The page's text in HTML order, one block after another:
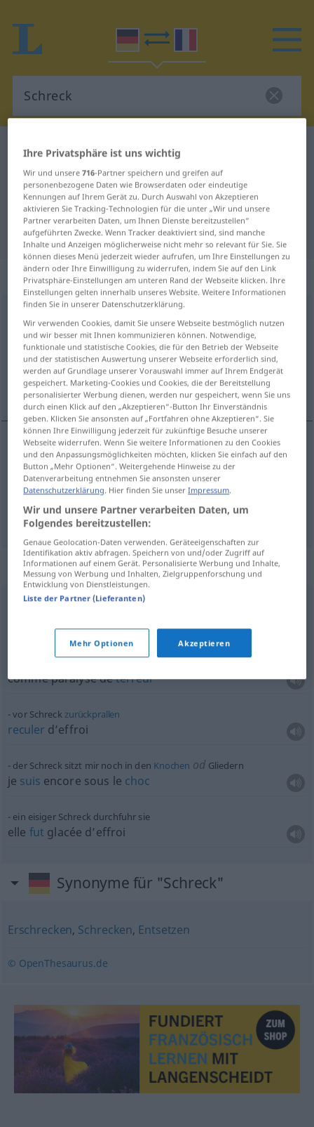
Deutsch-Französisch Wörterbuch
Deutsch-Französisch Übersetzung
für "Schreck"
"Schreck" Französisch Übersetzung
„Schreck“: Maskulinum
Schrecke
Übersicht aller Übersetzungen
(Für mehr Details die Übersetzung anklicken/antippen)
peur, frayeur
peurf Schreck
frayeurf Schreck
Beispielsätze für "Schreck"
d’épouvante
comme paralysé deterreur
vor Schreckzurückprallen
reculer d’effroi
der Schreck sitzt mir noch in den Knochen od Gliedern
je suis encore sous le choc
ein eisiger Schreck durchfuhr sie
elle fut glacée d’effroi
Synonyme für "Schreck"
Erschrecken, Schrecken, Entsetzen
© OpenThesaurus.de
Ihre Privatsphäre ist uns wichtig
Wir und unsere716-Partner speichern und greifen auf
personenbezogene Daten wie Browserdaten oder eindeutige
Kennungen auf Ihrem Gerät zu. Durch Auswahl von Akzeptieren
aktivieren Sie Tracking-Technologien für die unter „Wir und unsere
Partner verarbeiten Daten, um Ihnen Dienste bereitzustellen“
aufgeführten Zwecke. Wenn Tracker deaktiviert sind, sind manche
Inhalte und Anzeigen möglicherweise nicht mehr so relevant für Sie. Sie
können dieses Menü jederzeit wieder aufrufen, um Ihre Einstellungen zu
ändern oder Ihre Einwilligung zu widerrufen, indem Sie auf den Link
Privatsphäre-Einstellungen am unteren Rand der Webseite klicken. Ihre
Einstellungen gelten innerhalb unseres Website. Weitere Informationen
finden Sie in unserer Datenschutzerklärung.
Wir verwenden Cookies, damit Sie unsere Webseite bestmöglich nutzen
und wir besser mit Ihnen kommunizieren können. Notwendige,
funktionale und statistische Cookies, die für den Betrieb der Webseite
und der statistischen Auswertung unserer Webseite erforderlich sind,
werden auf Grundlage unserer Vorauswahl immer auf Ihrem Endgerät
gespeichert. Marketing-Cookies und Cookies, die der Bereitstellung
personalisierter Werbung dienen, werden nur gespeichert, wenn Sie uns
durch einen Klick auf den „Akzeptieren“-Button Ihr Einverständnis
geben. Klicken Sie ansonsten auf „Fortfahren ohne Akzeptieren“. Sie
können Ihre Einwilligung jederzeit für zukünftige Besuche unserer
Webseite widerrufen. Wenn Sie weitere Informationen zu den Cookies
und den Anpassungsmöglichkeiten möchten, klicken Sie einfach auf den
Button „Mehr Optionen“. Weitergehende Hinweise zu der
Datenverarbeitung entnehmen Sie ansonsten unserer
Datenschutzerklärung. Hier finden Sie unserImpressum.
Wir und unsere Partner verarbeiten Daten, um
Folgendes bereitzustellen:
Genaue Geolocation-Daten verwenden. Geräteeigenschaften zur
Identifikation aktiv abfragen. Speichern von und/oder Zugriff auf
Informationen auf einem Gerät. Personalisierte Werbung und Inhalte,
Messung von Werbung und Inhalten, Zielgruppenforschung und
Entwicklung von Dienstleistungen.
Liste der Partner (Lieferanten)
Mehr Optionen Akzeptieren